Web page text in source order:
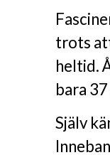
trots
heltid.
bara
Själv